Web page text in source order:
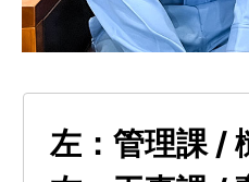
左：管理課 /